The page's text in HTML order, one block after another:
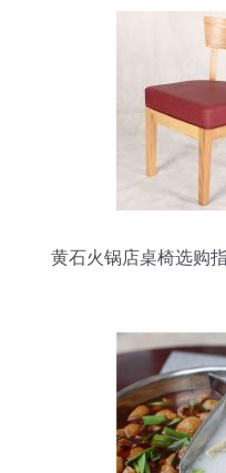
黄石火锅店桌椅选购